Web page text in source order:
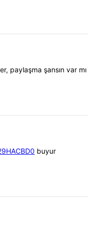
paylaşma şansın var
buyur